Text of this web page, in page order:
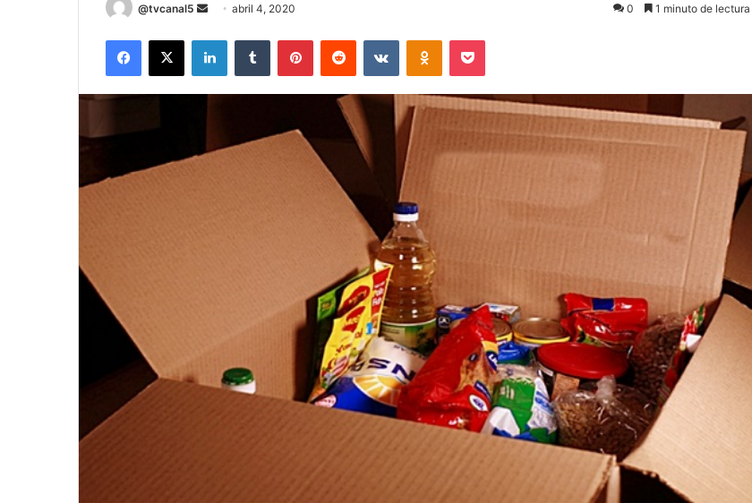
@tvcanal5
Send
email
abril 4, 2020 0 1 minuto de lectura
Facebook
X LinkedInTumblr PinterestReddit VKontakteOdnoklassniki
Pocket